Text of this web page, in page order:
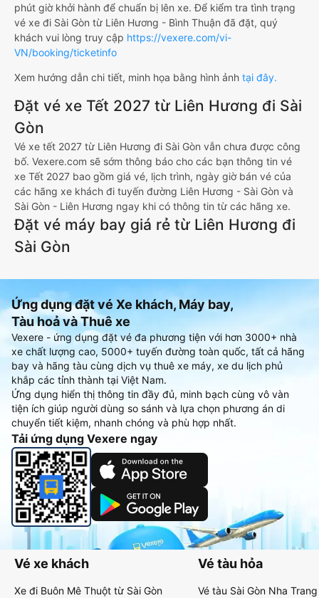
phút giờ khởi hành để chuẩn bị lên xe. Để kiểm tra tình trạng
vé xe đi Sài Gòn từ Liên Hương - Bình Thuận đã đặt, quý
khách vui lòng truy cập https://vexere.com/vi-
VN/booking/ticketinfo
Xem hướng dẫn chi tiết, minh họa bằng hình ảnh tại đây.
Đặt vé xe Tết 2027 từ Liên Hương đi Sài
Gòn
Vé xe tết 2027 từ Liên Hương đi Sài Gòn vẫn chưa được công
bố. Vexere.com sẽ sớm thông báo cho các bạn thông tin vé
xe Tết 2027 bao gồm giá vé, lịch trình, ngày giờ bán vé của
các hãng xe khách đi tuyến đường Liên Hương - Sài Gòn và
Sài Gòn - Liên Hương ngay khi có thông tin từ các hãng xe.
Đặt vé máy bay giá rẻ từ Liên Hương đi
Sài Gòn
Ứng dụng đặt vé Xe khách, Máy bay,
Tàu hoả và Thuê xe
Vexere - ứng dụng đặt vé đa phương tiện với hơn 3000+ nhà
xe chất lượng cao, 5000+ tuyến đường toàn quốc, tất cả hãng
bay và hãng tàu cùng dịch vụ thuê xe máy, xe du lịch phủ
khắp các tỉnh thành tại Việt Nam.
Ứng dụng hiển thị thông tin đầy đủ, minh bạch cùng vô vàn
tiện ích giúp người dùng so sánh và lựa chọn phương án di
chuyển tiết kiệm, nhanh chóng và phù hợp nhất.
Tải ứng dụng Vexere ngay
Vé xe khách
Xe đi Buôn Mê Thuột từ Sài Gòn
Vé tàu hỏa
Vé tàu Sài Gòn Nha Trang